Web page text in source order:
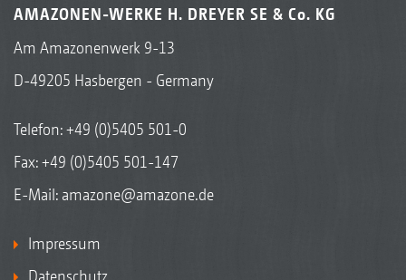
AMAZONEN-WERKE H. DREYER SE & Co. KG
Am Amazonenwerk 9-13
D-49205 Hasbergen - Germany
Telefon:+49 (0)5405 501-0
Fax: +49 (0)5405 501-147
E-Mail: amazone@amazone.de
Impressum
Datenschutz